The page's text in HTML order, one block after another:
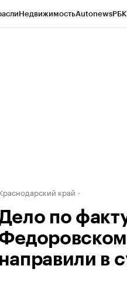
НедвижимостьAutonews
край
по
направили в